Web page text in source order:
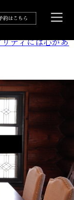
ティには心があ